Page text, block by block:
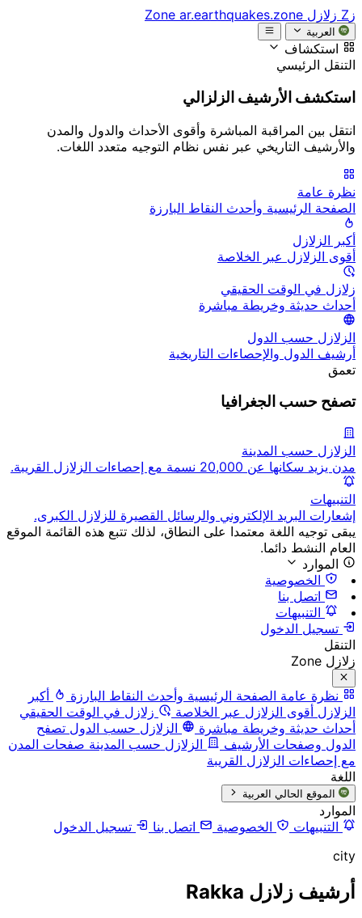
زZ زلازل Zone ar.earthquakes.zone
العربية
استكشاف
التنقل الرئيسي
استكشف الأرشيف الزلزالي
انتقل بين المراقبة المباشرة وأقوى الأحداث والدول والمدن
والأرشيف التاريخي عبر نفس نظام التوجيه متعدد اللغات.
نظرة عامة
الصفحة الرئيسية وأحدث النقاط البارزة
أكبر الزلازل
أقوى الزلازل عبر الخلاصة
زلازل في الوقت الحقيقي
أحداث حديثة وخريطة مباشرة
الزلازل حسب الدول
أرشيف الدول والإحصاءات التاريخية
تعمق
تصفح حسب الجغرافيا
الزلازل حسب المدينة
مدن يزيد سكانها عن 20,000 نسمة مع إحصاءات الزلازل القريبة.
التنبيهات
إشعارات البريد الإلكتروني والرسائل القصيرة للزلازل الكبرى.
يبقى توجيه اللغة معتمدا على النطاق، لذلك تتبع هذه القائمة الموقع
العام النشط دائما.
الموارد
الخصوصية
اتصل بنا
التنبيهات
تسجيل الدخول
التنقل
زلازل Zone
نظرة عامة الصفحة الرئيسية وأحدث النقاط البارزة
أكبر
الزلازل أقوى الزلازل عبر الخلاصة
زلازل في الوقت الحقيقي
أحداث حديثة وخريطة مباشرة
الزلازل حسب الدول تصفح
الدول وصفحات الأرشيف
الزلازل حسب المدينة صفحات المدن
مع إحصاءات الزلازل القريبة
اللغة
الموقع الحالي العربية
الموارد
التنبيهات
الخصوصية اتصل بنا
تسجيل الدخول
city
أرشيف زلازل Rakka